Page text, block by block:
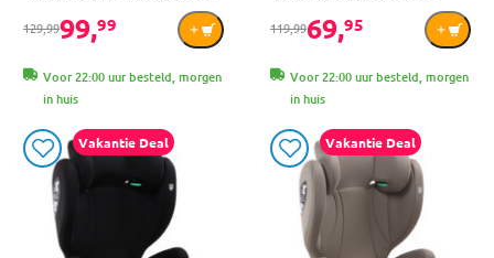
129,9999,99
Voor 22:00 uur besteld, morgen
in huis
119,9969,95
Voor 22:00 uur besteld, morgen
in huis
Vakantie Deal Vakantie Deal